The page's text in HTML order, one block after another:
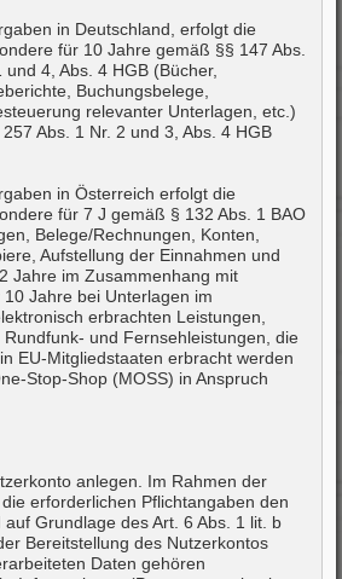
in Deutschland, erfolgt die
für 10 Jahre gemäß §§ 147 Abs.
und 4, Abs. 4 HGB (Bücher,
Buchungsbelege,
relevanter Unterlagen, etc.)
Abs. 1 Nr. 2 und 3, Abs. 4 HGB
in Österreich erfolgt die
für 7 J gemäß § 132 Abs. 1 BAO
Belege/Rechnungen, Konten,
Aufstellung der Einnahmen und
Jahre im Zusammenhang mit
Jahre bei Unterlagen im
erbrachten Leistungen,
und Fernsehleistungen, die
EU-Mitgliedstaaten erbracht werden
Stop-Shop (MOSS) in Anspruch
anlegen. Im Rahmen der
erforderlichen Pflichtangaben den
Grundlage des Art. 6 Abs. 1 lit. b
Bereitstellung des Nutzerkontos
Daten gehören